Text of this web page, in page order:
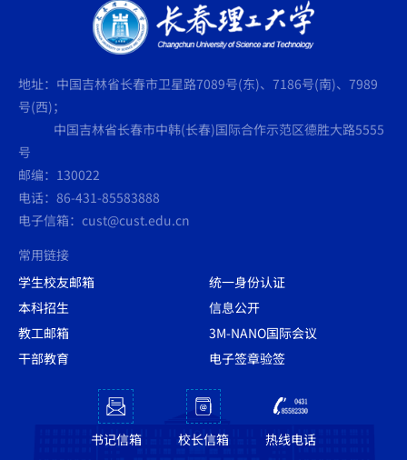
地址：中国吉林省长春市卫星路7089号(东)、7186号(南)、7989
号(西)；
中国吉林省长春市中韩(长春)国际合作示范区德胜大路5555
号
邮编：130022
电话：86-431-85583888
电子信箱：cust@cust.edu.cn
常用链接
学生校友邮箱
统一身份认证
本科招生
信息公开
教工邮箱
3M-NANO国际会议
干部教育
电子签章验签
书记信箱 校长信箱 热线电话